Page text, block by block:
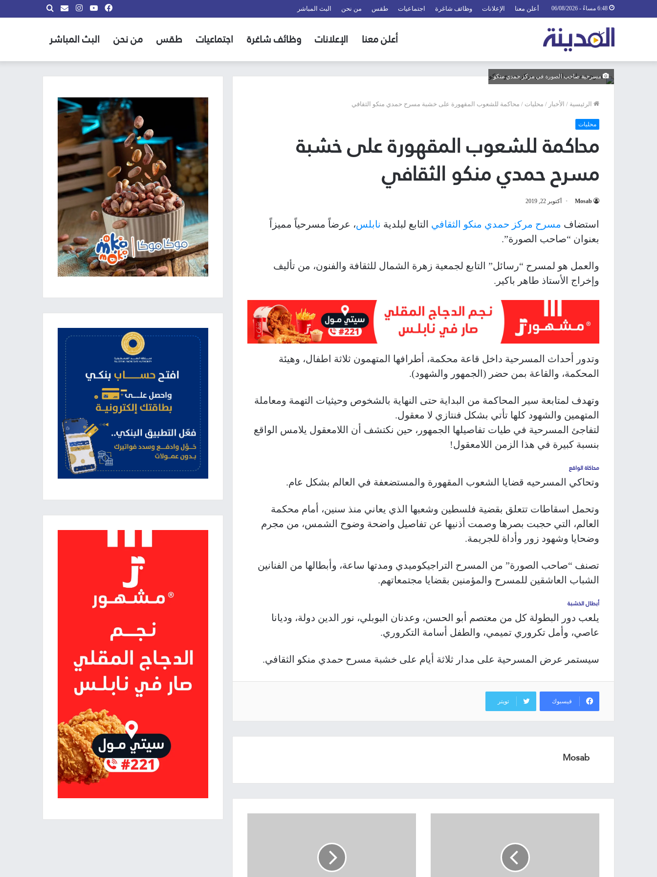
أعلن معنا الإعلانات وظائف شاغرة اجتماعيات طقس من نحن البث المباشر بحث
info@almadina.tvانستقراميوتيوب
فيسبوك
أعلن معنا الإعلانات وظائف شاغرة اجتماعيات طقس من نحن البث المباشر
مسرحية صاحب الصورة في مركز حمدي منكو
الرئيسية / الأخبار / محليات / محاكمة للشعوب المقهورة على خشبة مسرح حمدي منكو الثقافي
محليات
محاكمة للشعوب المقهورة على خشبة
مسرح حمدي منكو الثقافي
Mosab أكتوبر 22, 2019
استضاف مسرح مركز حمدي منكو الثقافي التابع لبلدية نابلس، عرضاً مسرحياً مميزاً
بعنوان “صاحب الصورة”.
والعمل هو لمسرح “رسائل” التابع لجمعية زهرة الشمال للثقافة والفنون، من تأليف
وإخراج الأستاذ طاهر باكير.
وتدور أحداث المسرحية داخل قاعة محكمة، أطرافها المتهمون ثلاثة اطفال، وهيئة
المحكمة، والقاعة بمن حضر (الجمهور والشهود).
وتهدف لمتابعة سير المحاكمة من البداية حتى النهاية بالشخوص وحيثيات التهمة ومعاملة
المتهمين والشهود كلها تأتي بشكل فنتازي لا معقول.
لتفاجئ المسرحية في طيات تفاصيلها الجمهور، حين نكتشف أن اللامعقول يلامس الواقع
بنسبة كبيرة في هذا الزمن اللامعقول!
محاكاة الواقع
وتحاكي المسرحيه قضايا الشعوب المقهورة والمستضعفة في العالم بشكل عام.
وتحمل اسقاطات تتعلق بقضية فلسطين وشعبها الذي يعاني منذ سنين، أمام محكمة
العالم، التي حجبت بصرها وصمت أذنيها عن تفاصيل واضحة وضوح الشمس، من مجرم
وضحايا وشهود زور وأداة للجريمة.
تصنف “صاحب الصورة” من المسرح التراجيكوميدي ومدتها ساعة، وأبطالها من الفنانين
الشباب العاشقين للمسرح والمؤمنين بقضايا مجتمعاتهم.
أبطال الخشبة
يلعب دور البطولة كل من معتصم أبو الحسن، وعدنان البوبلي، نور الدين دولة، وديانا
عاصي، وأمل تكروري تميمي، والطفل أسامة التكروري.
سيستمر عرض المسرحية على مدار ثلاثة أيام على خشبة مسرح حمدي منكو الثقافي.
فيسبوك تويتر
Mosab